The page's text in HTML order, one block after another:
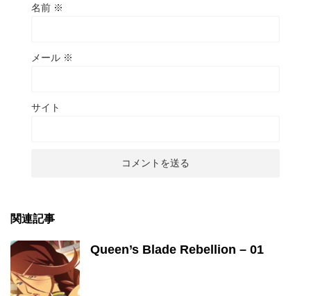
名前 ※
メール ※
サイト
関連記事
Queen’s Blade Rebellion – 01